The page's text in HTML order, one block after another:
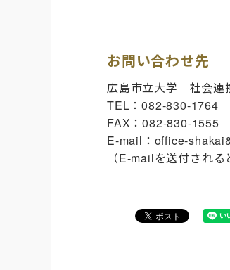
お問い合わせ先
広島市立大学 社会連
TEL：082-830-1764
FAX：082-830-1555
E-mail：office-
（E-mailを送付され